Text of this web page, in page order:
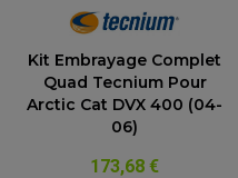
PROTECTION FOURCHE
PROTECTION SILENCIEUX
TAMPONS ALLOY ULTIMA
ROULEMENT MOTO
ROULEMENT DE ROUE
ACCESSOIRE
ACCESSOIRE
ACCESSOIRE
ACCESSOIRE
ACCESSOIRE
ACCESSOIRE
Kit Embrayage Complet
Quad Tecnium Pour
Arctic Cat DVX 400 (04-
06)
173,68 €